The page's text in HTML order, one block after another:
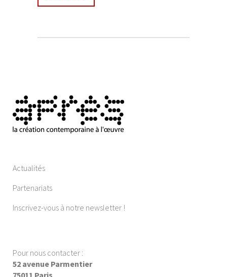
Actualités
Partenariats
Inscrivez-vous à notre newsletter !
Pour nous contacter :
52 avenue Parmentier
75011 Paris